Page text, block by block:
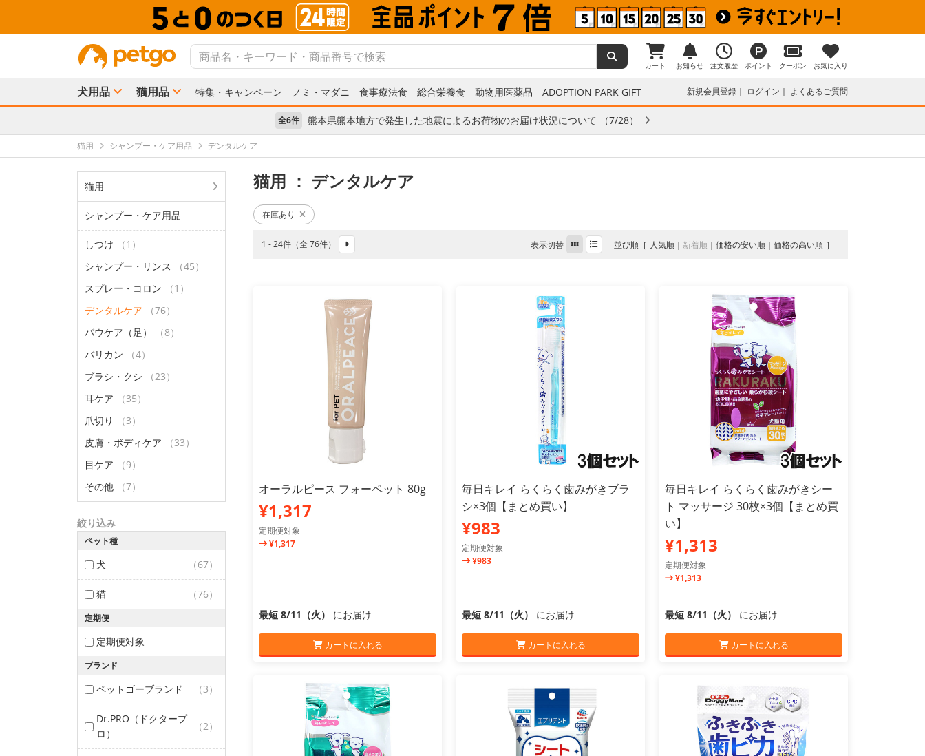
カート お知らせ 注文履歴 ポイント クーポン お気に入り
犬用品 猫用品 特集・キャンペーン ノミ・マダニ 食事療法食 総合栄養食 動物用医薬品 ADOPTION PARK GIFT 新規会員登録 ログイン よくあるご質問
全6件 熊本県熊本地方で発生した地震によるお荷物のお届け状況について （7/28）
猫用 シャンプー・ケア用品 デンタルケア
猫用
シャンプー・ケア用品
しつけ
（1）
シャンプー・リンス
（45）
スプレー・コロン
（1）
デンタルケア
（76）
パウケア（足）
（8）
バリカン
（4）
ブラシ・クシ
（23）
耳ケア
（35）
爪切り
（3）
皮膚・ボディケア
（33）
目ケア
（9）
その他
（7）
絞り込み
ペット種
犬 （67）
猫 （76）
定期便
定期便対象
ブランド
ペットゴーブランド （3）
Dr.PRO（ドクタープ
ロ）
（2）
猫用 ： デンタルケア
在庫あり
1 - 24件（全 76件） 表示切替 並び順 人気順 新着順 価格の安い順 価格の高い順
オーラルピース フォーペット 80g
¥1,317
定期便対象
¥1,317
最短 8/11（火） にお届け
カートに入れる
毎日キレイ らくらく歯みがきブラ
シ×3個【まとめ買い】
¥983
定期便対象
¥983
最短 8/11（火） にお届け
カートに入れる
毎日キレイ らくらく歯みがきシー
ト マッサージ 30枚×3個【まとめ買
い】
¥1,313
定期便対象
¥1,313
最短 8/11（火） にお届け
カートに入れる